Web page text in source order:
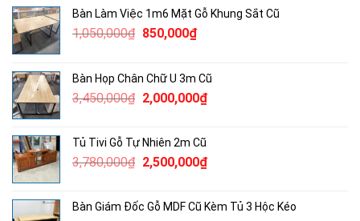
Bàn Làm Việc 1m6 Mặt Gỗ Khung Sắt Cũ
1,050,000₫ Giá
1,050,000₫.
850,000₫Giá
là:
850,000₫.
Bàn Họp Chân Chữ U 3m Cũ
3,450,000₫ Giá
3,450,000₫.
2,000,000₫Giá
2,000,000₫.
Tủ Tivi Gỗ Tự Nhiên 2m Cũ
3,780,000₫ Giá
3,780,000₫.
2,500,000₫Giá
là:
Bàn Giám Đốc Gỗ MDF Cũ Kèm Tủ 3 Hộc Kéo